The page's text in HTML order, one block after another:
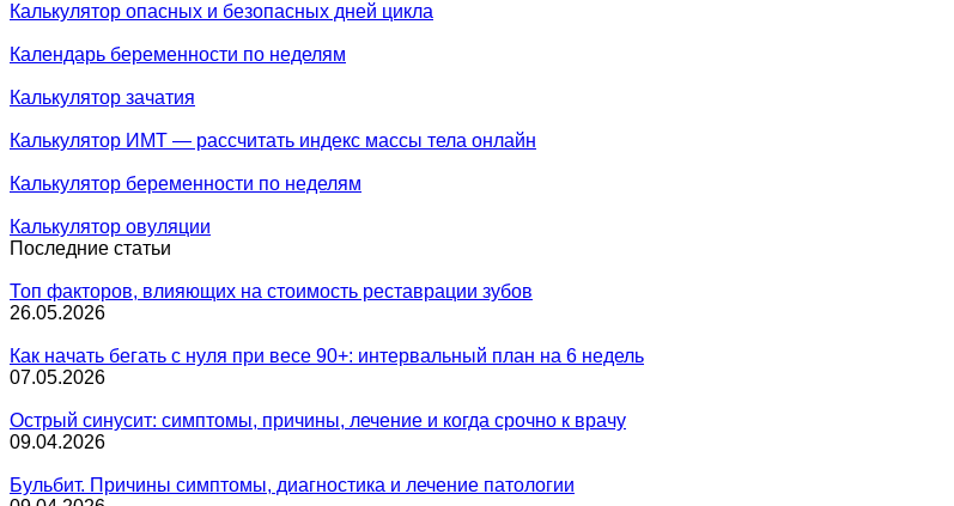
Калькулятор опасных и безопасных дней цикла
Календарь беременности по неделям
Калькулятор зачатия
Калькулятор ИМТ — рассчитать индекс массы тела онлайн
Калькулятор беременности по неделям
Калькулятор овуляции
Последние статьи
Топ факторов, влияющих на стоимость реставрации зубов
26.05.2026
Как начать бегать с нуля при весе 90+: интервальный план на 6 недель
07.05.2026
Острый синусит: симптомы, причины, лечение и когда срочно к врачу
09.04.2026
Бульбит. Причины симптомы, диагностика и лечение патологии